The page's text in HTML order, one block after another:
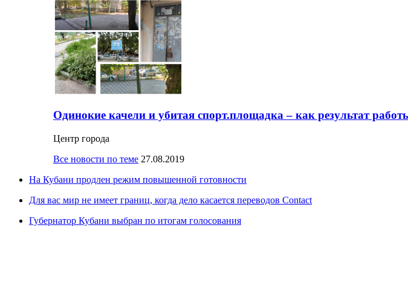
Одинокие качели и убитая спорт.площадка – как результат
Центр города
Все новости по теме 27.08.2019
На Кубани продлен режим повышенной готовности
Для вас мир не имеет границ, когда дело касается переводов Contaсt
Губернатор Кубани выбран по итогам голосования